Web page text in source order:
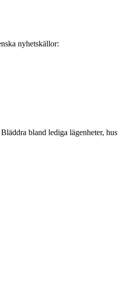
nyhetskällor:
bland lediga lägenheter, hus